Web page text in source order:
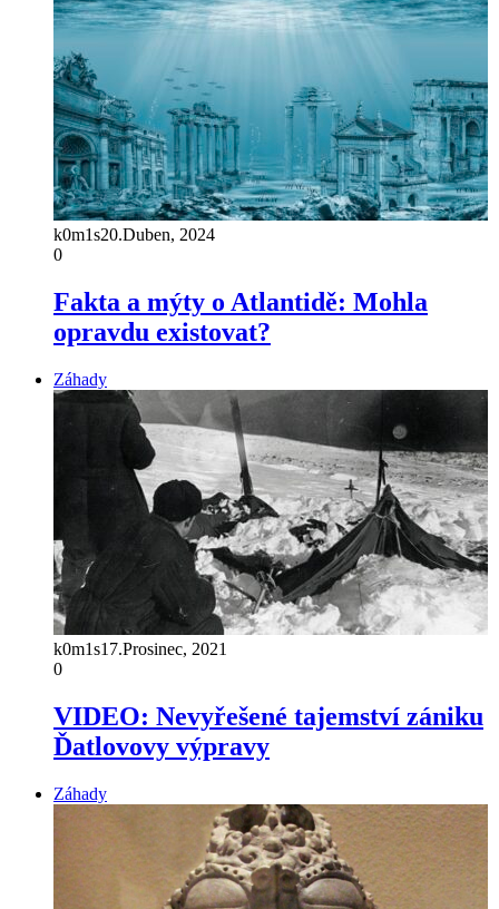
k0m1s20.Duben, 2024
0
Fakta a mýty o Atlantidě: Mohla
opravdu existovat?
Záhady
k0m1s17.Prosinec, 2021
0
VIDEO: Nevyřešené tajemství zániku
Ďatlovovy výpravy
Záhady